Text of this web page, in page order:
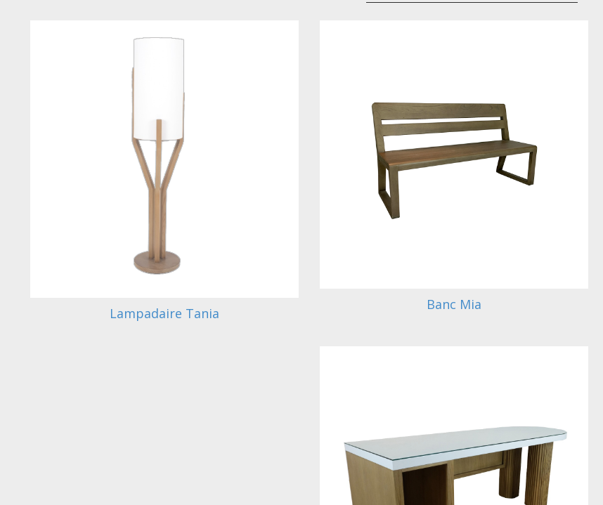
Lampadaire Tania
Banc Mia